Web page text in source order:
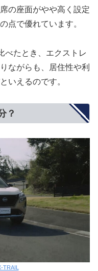
の座面がやや高く設定
点で優れています。
べたとき、エクストレ
ながらも、居住性や利
いえるのです。
？
TRAIL